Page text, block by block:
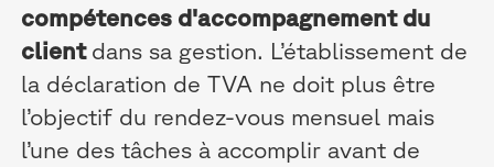
compétences d'accompagnement du
client dans sa gestion. L’établissement de
la déclaration de TVA ne doit plus être
l’objectif du rendez-vous mensuel mais
l’une des tâches à accomplir avant de